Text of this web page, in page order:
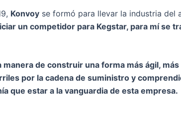
Konvoy se formó para llevar la industria del
un competidor para Kegstar, para mí se
manera de construir una forma más ágil,
por la cadena de suministro y
que estar a la vanguardia de esta empresa.